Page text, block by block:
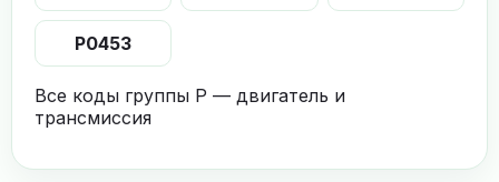
P0453
Все коды группы P — двигатель и
трансмиссия